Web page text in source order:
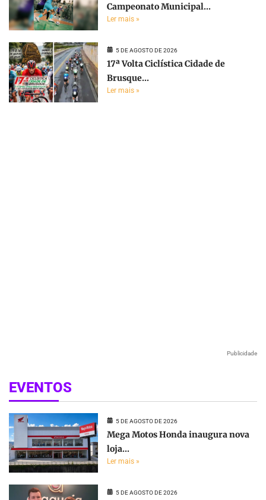
Campeonato Municipal...
Ler mais »
5 DE AGOSTO DE 2026
17ª Volta Ciclística Cidade de
Brusque...
Ler mais »
Publicidade
EVENTOS
5 DE AGOSTO DE 2026
Mega Motos Honda inaugura nova
loja...
Ler mais »
5 DE AGOSTO DE 2026